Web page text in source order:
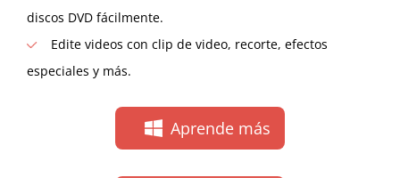
discos DVD fácilmente.
Edite videos con clip de video, recorte, efectos
especiales y más.
Aprende más